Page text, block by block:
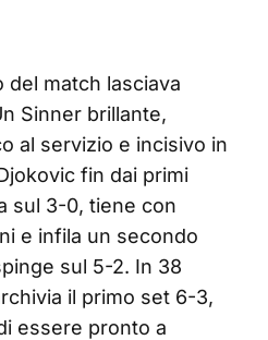
del match lasciava
Sinner brillante,
al servizio e incisivo in
fin dai primi
sul 3-0, tiene con
e infila un secondo
sul 5-2. In 38
il primo set 6-3,
essere pronto a